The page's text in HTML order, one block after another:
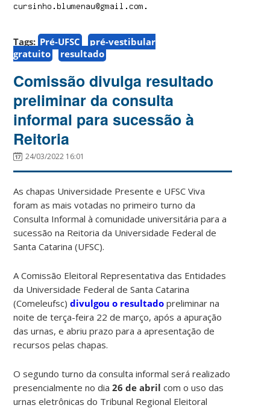
Tags: Pré-UFSC
pré-vestibular
gratuito
resultado
Comissão divulga resultado
preliminar da consulta
informal para sucessão à
Reitoria
24/03/2022 16:01
As chapas Universidade Presente e UFSC Viva
foram as mais votadas no primeiro turno da
Consulta Informal à comunidade universitária para a
sucessão na Reitoria da Universidade Federal de
Santa Catarina (UFSC).
A Comissão Eleitoral Representativa das Entidades
da Universidade Federal de Santa Catarina
(Comeleufsc)divulgou o resultado preliminar na
noite de terça-feira 22 de março, após a apuração
das urnas, e abriu prazo para a apresentação de
recursos pelas chapas.
O segundo turno da consulta informal será realizado
presencialmente no dia26 de abril com o uso das
urnas eletrônicas do Tribunal Regional Eleitoral